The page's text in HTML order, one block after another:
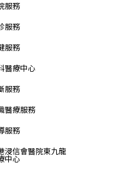
服務
服務
服務
醫療中心
服務
醫療服務
服務
浸信會醫院東九龍
中心